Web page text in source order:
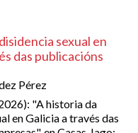
sexual en
das publicacións
Pérez
"A historia da
en Galicia a través das